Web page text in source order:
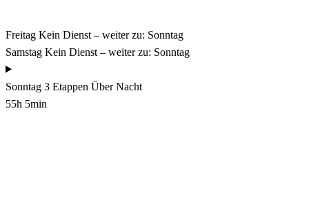
Freitag Kein Dienst – weiter zu: Sonntag
Samstag Kein Dienst – weiter zu: Sonntag
Sonntag 3 Etappen Über Nacht
55h 5min